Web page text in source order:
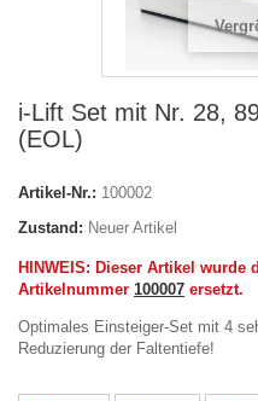
i-Lift Set mit Nr. 28,
(EOL)
Artikel-Nr.: 100002
Zustand: Neuer Artikel
HINWEIS: Dieser Artikel
Artikelnummer 100007 ersetzt.
Optimales Einsteiger-Set mit 4
Reduzierung der Faltentiefe!